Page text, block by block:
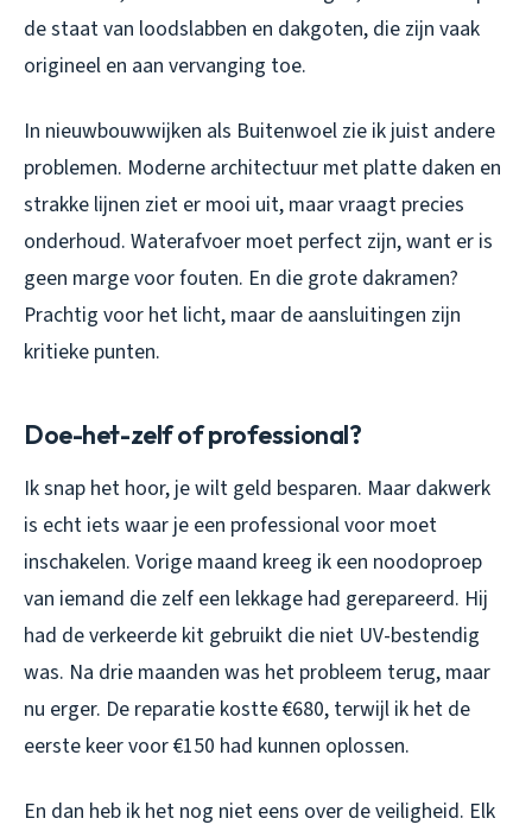
de staat van loodslabben en dakgoten, die zijn vaak
origineel en aan vervanging toe.
In nieuwbouwwijken als Buitenwoel zie ik juist andere
problemen. Moderne architectuur met platte daken en
strakke lijnen ziet er mooi uit, maar vraagt precies
onderhoud. Waterafvoer moet perfect zijn, want er is
geen marge voor fouten. En die grote dakramen?
Prachtig voor het licht, maar de aansluitingen zijn
kritieke punten.
Doe-het-zelf of professional?
Ik snap het hoor, je wilt geld besparen. Maar dakwerk
is echt iets waar je een professional voor moet
inschakelen. Vorige maand kreeg ik een noodoproep
van iemand die zelf een lekkage had gerepareerd. Hij
had de verkeerde kit gebruikt die niet UV-bestendig
was. Na drie maanden was het probleem terug, maar
nu erger. De reparatie kostte €680, terwijl ik het de
eerste keer voor €150 had kunnen oplossen.
En dan heb ik het nog niet eens over de veiligheid. Elk